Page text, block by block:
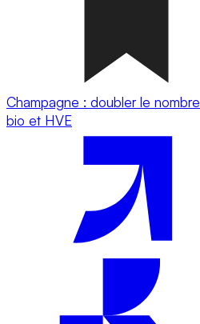
Champagne : doubler le
bio et HVE